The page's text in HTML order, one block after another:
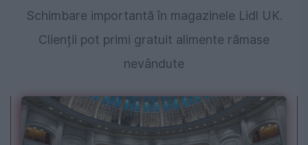
Schimbare importantă în magazinele Lidl UK.
Clienții pot primi gratuit alimente rămase
nevândute